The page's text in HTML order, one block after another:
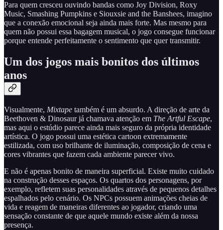
Para quem cresceu ouvindo bandas como Joy Division, Roxy
Music, Smashing Pumpkins e Siouxsie and the Banshees, imagino
que a conexão emocional seja ainda mais forte. Mas mesmo para
quem não possui essa bagagem musical, o jogo consegue funcionar
porque entende perfeitamente o sentimento que quer transmitir.
Um dos jogos mais bonitos dos últimos
anos
Visualmente, Mixtape também é um absurdo. A direção de arte da
Beethoven & Dinosaur já chamava atenção em The Artful Escape,
mas aqui o estúdio parece ainda mais seguro da própria identidade
artística. O jogo possui uma estética cartoon extremamente
estilizada, com uso brilhante de iluminação, composição de cena e
cores vibrantes que fazem cada ambiente parecer vivo.
E não é apenas bonito de maneira superficial. Existe muito cuidado
na construção desses espaços. Os quartos dos personagens, por
exemplo, refletem suas personalidades através de pequenos detalhes
espalhados pelo cenário. Os NPCs possuem animações cheias de
vida e reagem de maneiras diferentes ao jogador, criando uma
sensação constante de que aquele mundo existe além da nossa
presença.